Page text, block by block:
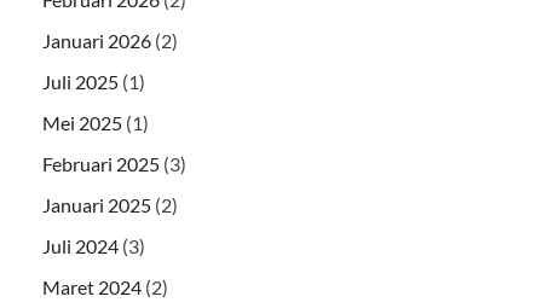
Januari 2026 (2)
Juli 2025 (1)
Mei 2025 (1)
Februari 2025 (3)
Januari 2025 (2)
Juli 2024 (3)
Maret 2024 (2)